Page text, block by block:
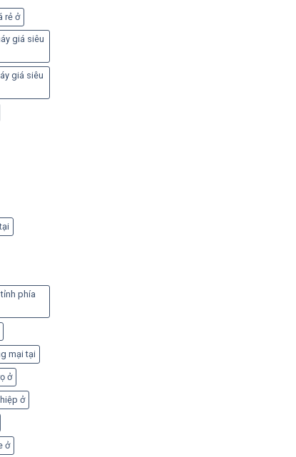
rẻ ở
giá siêu
giá siêu
phía
mại tại
ở
ở
ở